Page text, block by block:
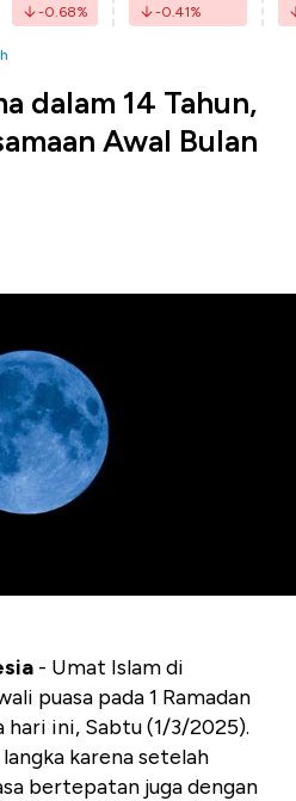
-0.68% -0.41%
dalam 14 Tahun,
Awal Bulan
- Umat Islam di
puasa pada 1 Ramadan
ini, Sabtu (1/3/2025).
karena setelah
bertepatan juga dengan